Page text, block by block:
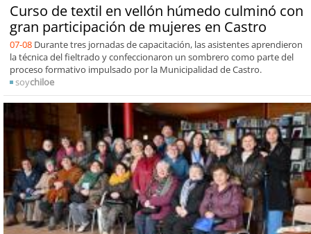
Curso de textil en vellón húmedo culminó con
gran participación de mujeres en Castro
07-08 Durante tres jornadas de capacitación, las asistentes aprendieron
la técnica del fieltrado y confeccionaron un sombrero como parte del
proceso formativo impulsado por la Municipalidad de Castro.
soychiloe